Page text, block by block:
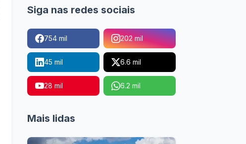
Siga nas redes sociais
754 mil 202 mil
45 mil 6.6 mil
28 mil 6.2 mil
Mais lidas